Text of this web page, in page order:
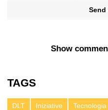
Send
Show
TAGS
DLT Iniziative Tecnologia